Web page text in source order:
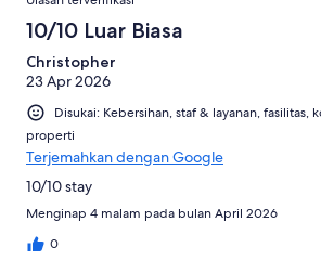
10/10 Luar Biasa
Christopher
23 Apr 2026
Disukai: Kebersihan, staf & layanan, fasilitas,
properti
Terjemahkan dengan Google
10/10 stay
Menginap 4 malam pada bulan April 2026
0